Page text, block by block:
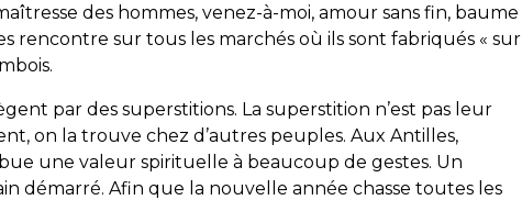
des hommes, venez-à-moi, amour sans fin, baume
rencontre sur tous les marchés où ils sont fabriqués « sur
par des superstitions. La superstition n’est pas leur
on la trouve chez d’autres peuples. Aux Antilles,
une valeur spirituelle à beaucoup de gestes. Un
démarré. Afin que la nouvelle année chasse toutes les